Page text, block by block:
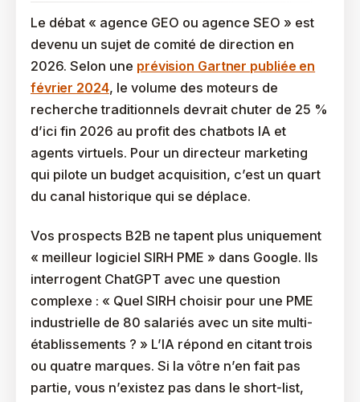
Le débat « agence GEO ou agence SEO » est
devenu un sujet de comité de direction en
2026. Selon une prévision Gartner publiée en
février 2024, le volume des moteurs de
recherche traditionnels devrait chuter de 25 %
d’ici fin 2026 au profit des chatbots IA et
agents virtuels. Pour un directeur marketing
qui pilote un budget acquisition, c’est un quart
du canal historique qui se déplace.
Vos prospects B2B ne tapent plus uniquement
« meilleur logiciel SIRH PME » dans Google. Ils
interrogent ChatGPT avec une question
complexe : « Quel SIRH choisir pour une PME
industrielle de 80 salariés avec un site multi-
établissements ? » L’IA répond en citant trois
ou quatre marques. Si la vôtre n’en fait pas
partie, vous n’existez pas dans le short-list,